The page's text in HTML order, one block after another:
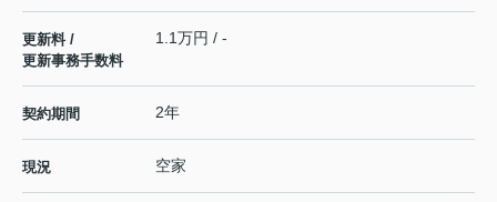
更新料 /
更新事務手数料
1.1万円 / -
契約期間 2年
現況 空家